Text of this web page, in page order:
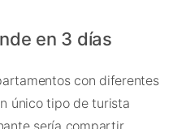
en 3 días
con diferentes
único tipo de turista
sería compartir